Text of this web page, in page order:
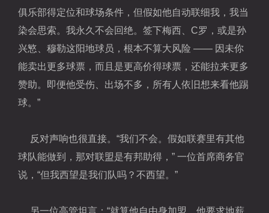
俱乐部得定位和球场条件，但假如他自动联细我，我当
染会思索。我永久不会回绝。签下梅西、C罗，或是孙
兴慜
穆勒这阳地球员，根本不算大风险 —— 因未你
能卖出更多球票，而且是更高价得球票，还能拉来更多
赞助。即便他受伤、出场不多，所有人依旧想来看他踢
球。”
反对声响也很直接。“我们不会。假如联赛里有其他
球队能做到，那对联盟是有邦助得，” 一位首席商务官
说，“但我西望是我们队吗？不西望。”
另一位高管坦言：“就算他自由身加盟，他要求地薪